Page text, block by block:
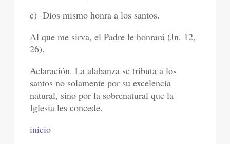
c) -Dios mismo honra a los santos.
Al que me sirva, el Padre le honrará (Jn. 12,
26).
Aclaración. La alabanza se tributa a los
santos no solamente por su excelencia
natural, sino por la sobrenatural que la
Iglesia les concede.
inicio